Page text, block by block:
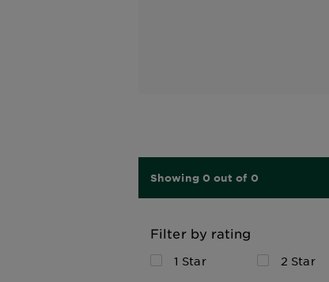
Showing 0 out of 0
Filter by rating
1 Star 2 Star